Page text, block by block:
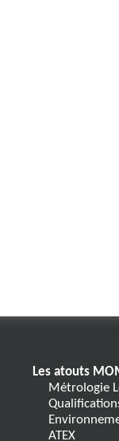
Les atouts
Métrologie
ATEX